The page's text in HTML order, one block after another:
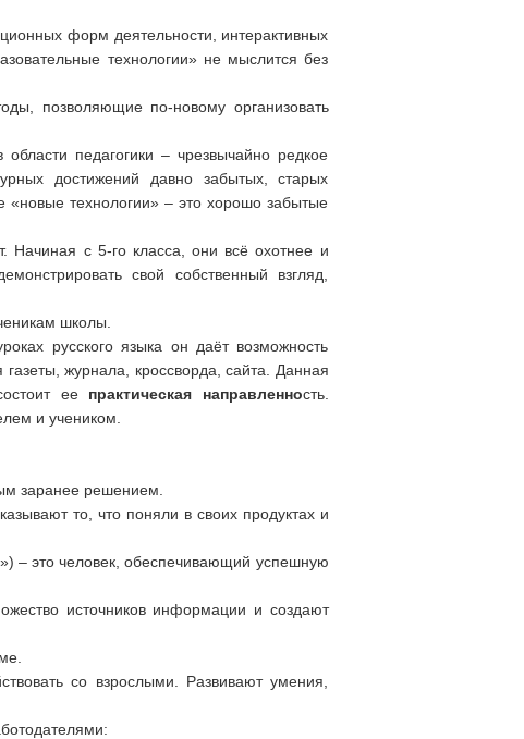
форм деятельности, интерактивных
технологии» не мыслится без
позволяющие по-новому организовать
педагогики – чрезвычайно редкое
достижений давно забытых, старых
«новые технологии» – это хорошо забытые
Начиная с 5-го класса, они всё охотнее и
свой собственный взгляд,
школы.
русского языка он даёт возможность
журнала, кроссворда, сайта. Данная
ее практическая направленность.
и учеником.
заранее решением.
то, что поняли в своих продуктах и
– это человек, обеспечивающий успешную
источников информации и создают
со взрослыми. Развивают умения,